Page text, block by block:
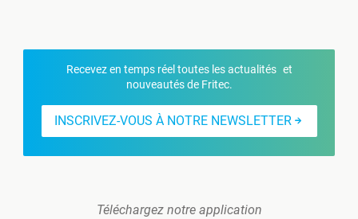
Recevez en temps réel toutes les actualités et
nouveautés de Fritec.
INSCRIVEZ-VOUS À NOTRE NEWSLETTER
Téléchargez notre application